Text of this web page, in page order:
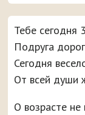
Тебе сегодня
Подруга
Сегодня
От всей души
О возрасте не